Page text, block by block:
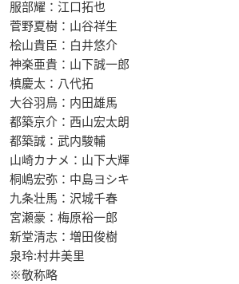
服部耀：江口拓也
菅野夏樹：山谷祥生
桧山貴臣：白井悠介
神楽亜貴：山下誠一郎
槙慶太：八代拓
大谷羽鳥：内田雄馬
都築京介：西山宏太朗
都築誠：武内駿輔
山崎カナメ：山下大輝
桐嶋宏弥：中島ヨシキ
九条壮馬：沢城千春
宮瀬豪：梅原裕一郎
新堂清志：増田俊樹
泉玲:村井美里
※敬称略